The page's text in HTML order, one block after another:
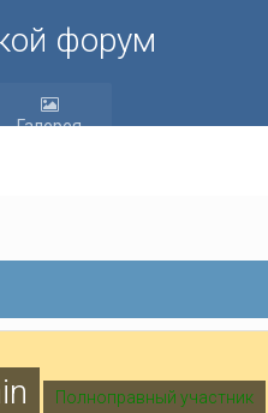
форум
Галерея
Полноправный участник